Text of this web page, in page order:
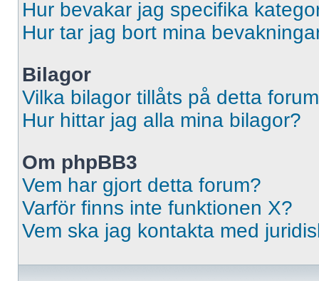
Hur bevakar jag specifika
Hur tar jag bort mina
Bilagor
Vilka bilagor tillåts på detta
Hur hittar jag alla mina bilagor?
Om phpBB3
Vem har gjort detta forum?
Varför finns inte funktionen X?
Vem ska jag kontakta med